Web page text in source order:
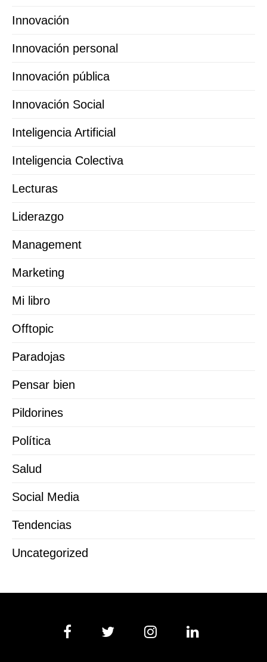
Innovación
Innovación personal
Innovación pública
Innovación Social
Inteligencia Artificial
Inteligencia Colectiva
Lecturas
Liderazgo
Management
Marketing
Mi libro
Offtopic
Paradojas
Pensar bien
Pildorines
Política
Salud
Social Media
Tendencias
Uncategorized